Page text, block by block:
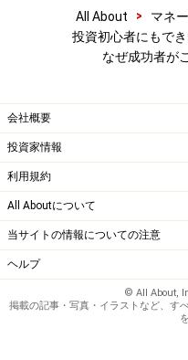
All About > マネー
投資初心者にもで
なぜ成功者が
会社概要
投資家情報
利用規約
All Aboutについて
当サイトの情報についての注意
ヘルプ
© All About,
掲載の記事・写真・イラストなど、す